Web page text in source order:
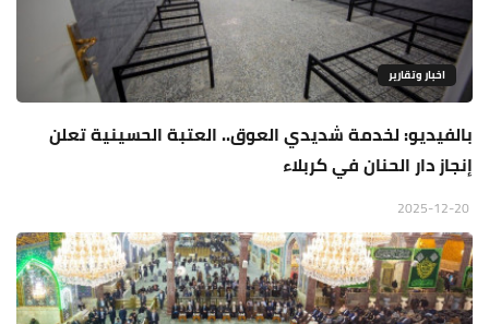
اخبار وتقارير
بالفيديو: لخدمة شديدي العوق.. العتبة الحسينية تعلن
إنجاز دار الحنان في كربلاء